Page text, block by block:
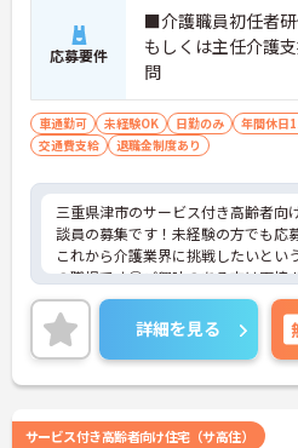
応募要件
■介護職員初任者
もしくは主任介護
問
車通勤可 未経験OK 日勤のみ 年間休日
交通費支給
退職金制度あり
三重県津市のサービス付き高齢者向
談員の募集です！未経験の方でも応
これから介護業界に挑戦したいとい
の職場です◎ご興味のある方は面接
えしますので、お気軽にご連絡くだ
詳細を見る
サービス付き高齢者向け住宅（サ高住）